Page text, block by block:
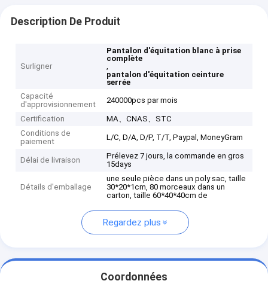
Description De Produit
Surligner
Pantalon d'équitation blanc à prise
complète
,
pantalon d'équitation ceinture
serrée
Capacité
d'approvisionnement
240000pcs par mois
Certification
MA、CNAS、STC
Conditions de
paiement
L/C, D/A, D/P, T/T, Paypal, MoneyGram
Délai de livraison
Prélevez 7 jours, la commande en gros
15days
Détails d'emballage
une seule pièce dans un poly sac, taille
30*20*1cm, 80 morceaux dans un
carton, taille 60*40*40cm de
Regardez plus
Coordonnées